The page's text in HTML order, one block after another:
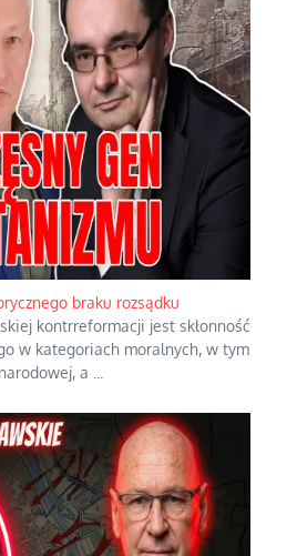
braku rozsądku
kontrreformacji jest skłonność
w kategoriach moralnych, w tym
a